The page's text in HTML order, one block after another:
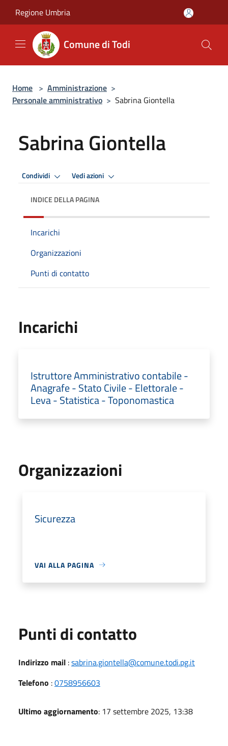
Regione Umbria
Comune di Todi
Home > Amministrazione >
Personale amministrativo > Sabrina Giontella
Sabrina Giontella
Condividi Vedi azioni
INDICE DELLA PAGINA
Incarichi
Organizzazioni
Punti di contatto
Incarichi
Istruttore Amministrativo contabile -
Anagrafe - Stato Civile - Elettorale -
Leva - Statistica - Toponomastica
Organizzazioni
Sicurezza
VAI ALLA PAGINA
Punti di contatto
Indirizzo mail :sabrina.giontella@comune.todi.pg.it
Telefono :0758956603
Ultimo aggiornamento: 17 settembre 2025, 13:38